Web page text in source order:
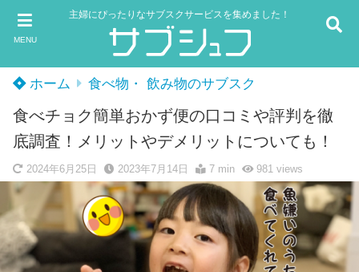
MENU
主婦にぴったりなサブスクサービスを集めました！
ホーム 食べ物・ 飲み物のサブスク
食べチョク簡単おかず便の口コミや評判を徹
底調査！メリットやデメリットについても！
2024年6月25日 2023年7月14日 7 min 981views